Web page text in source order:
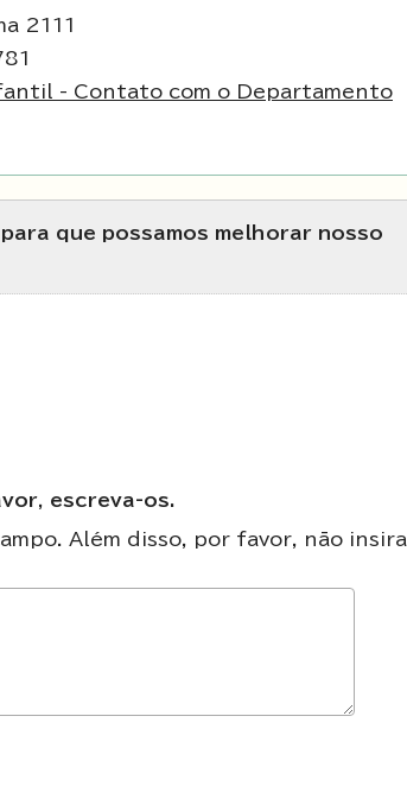
2111
- Contato com o Departamento
que possamos melhorar nosso
escreva-os.
Além disso, por favor, não insira